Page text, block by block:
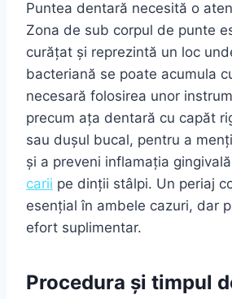
Puntea dentară necesită o
Zona de sub corpul de punte
curățat și reprezintă un loc
bacteriană se poate acumula
necesară folosirea unor
precum ața dentară cu capăt
sau dușul bucal, pentru a
și a preveni inflamația
carii pe dinții stâlpi. Un periaj
esențial în ambele cazuri, dar
efort suplimentar.
Procedura și timpul